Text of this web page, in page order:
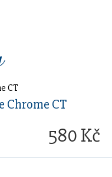
Chrome CT
580 Kč